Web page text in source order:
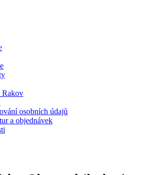
Rakov
osobních údajů
a objednávek